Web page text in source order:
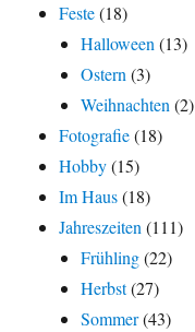
Feste(18)
Halloween(13)
Ostern(3)
Weihnachten(2)
Fotografie(18)
Hobby(15)
Im Haus(18)
Jahreszeiten(111)
Frühling(22)
Herbst(27)
Sommer(43)